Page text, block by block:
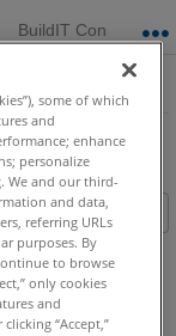
BuildIT Construction
ベースのア
メントsome of which
and
enhance
personalize
We and our third-
and data,
referring URLs
purposes. By
to browse
only cookies
and
“Accept,”